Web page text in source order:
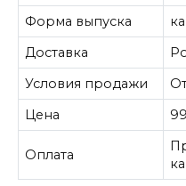
Форма выпуска
Доставка
Условия продажи
Цена
Оплата